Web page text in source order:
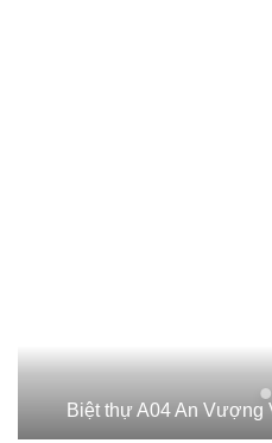
Biệt thự A04 An